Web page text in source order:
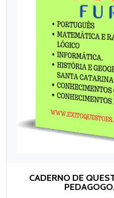
CADERNO DE